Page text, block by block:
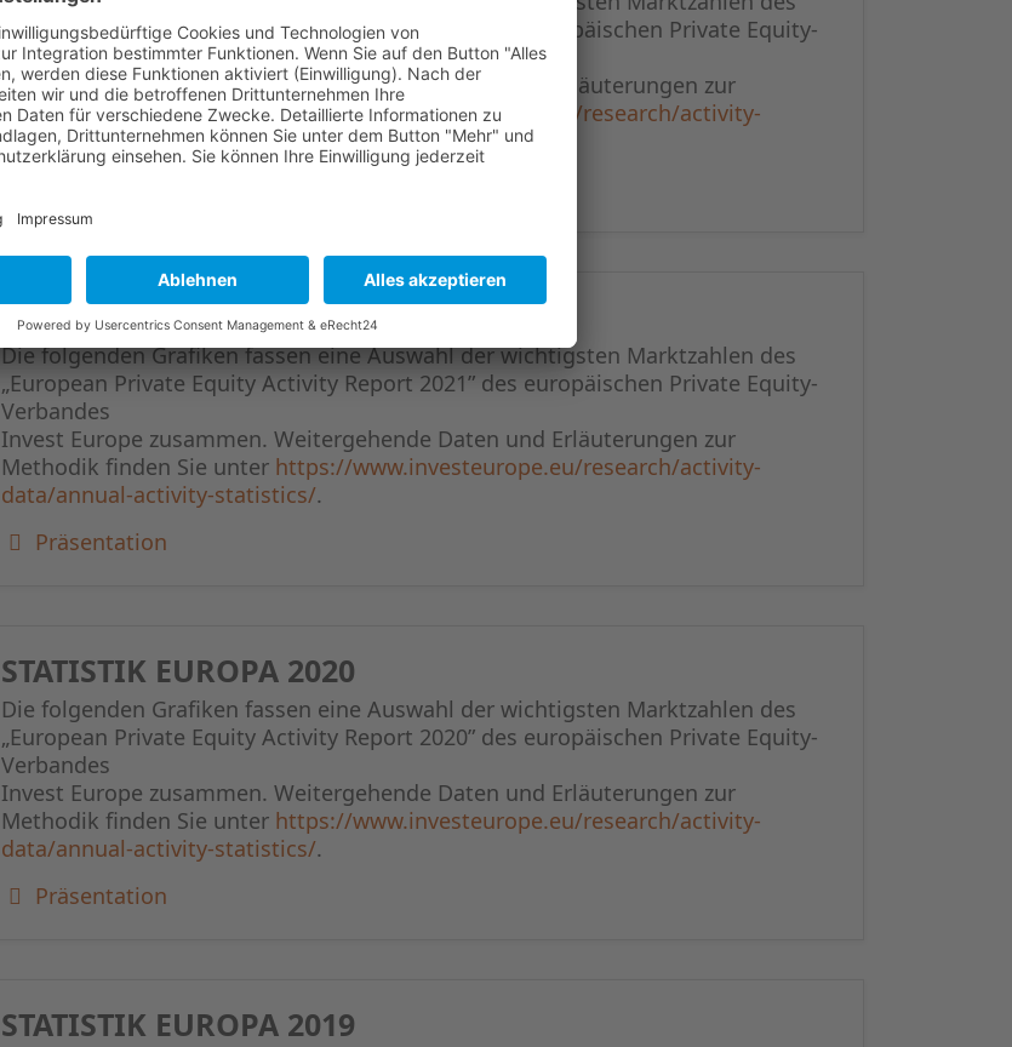
„European Private Equity Activity Report 2022” des europäischen Private Equity-
Verbandes
Invest Europe zusammen. Weitergehende Daten und Erläuterungen zur
Methodik finden Sie unter https://www.investeurope.eu/research/activity-
data/annual-activity-statistics/.
STATISTIK EUROPA 2021
Die folgenden Grafiken fassen eine Auswahl der wichtigsten Marktzahlen des
„European Private Equity Activity Report 2021” des europäischen Private Equity-
Verbandes
Invest Europe zusammen. Weitergehende Daten und Erläuterungen zur
Methodik finden Sie unter https://www.investeurope.eu/research/activity-
data/annual-activity-statistics/.
Präsentation
STATISTIK EUROPA 2020
Die folgenden Grafiken fassen eine Auswahl der wichtigsten Marktzahlen des
„European Private Equity Activity Report 2020” des europäischen Private Equity-
Verbandes
Invest Europe zusammen. Weitergehende Daten und Erläuterungen zur
Methodik finden Sie unter https://www.investeurope.eu/research/activity-
data/annual-activity-statistics/.
Präsentation
STATISTIK EUROPA 2019